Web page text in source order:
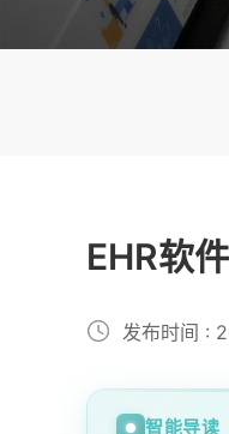
EHR软
发布时间 :
智能导读